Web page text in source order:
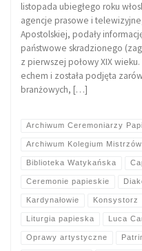
listopada ubiegłego roku
agencje prasowe i
Apostolskiej, podały
państwowe skradzionego
z pierwszej połowy XIX
echem i została podjęta
branżowych, […]
Archiwum Ceremoniarzy
Archiwum Kolegium
Biblioteka Watykańska
Ceremonie papieskie
Kardynałowie Konsystorz
Liturgia papieska Luca
Oprawy artystyczne